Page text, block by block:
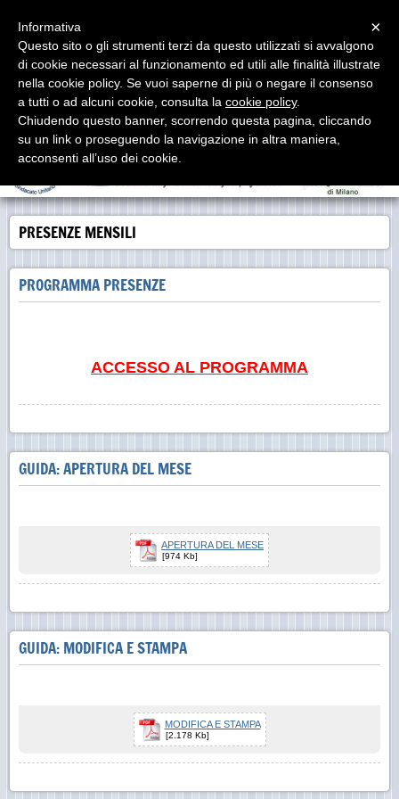
Studio Proia e associati
Consulenti del Lavoro - Labor Consultants - Asesores
Laborales
PRESENZE MENSILI
PROGRAMMA PRESENZE
ACCESSO AL PROGRAMMA
GUIDA: APERTURA DEL MESE
APERTURA DEL MESE
[974 Kb]
GUIDA: MODIFICA E STAMPA
MODIFICA E STAMPA
[2.178 Kb]
×
Informativa
Questo sito o gli strumenti terzi da questo utilizzati si avvalgono
di cookie necessari al funzionamento ed utili alle finalità illustrate
nella cookie policy. Se vuoi saperne di più o negare il consenso
a tutti o ad alcuni cookie, consulta la cookie policy.
Chiudendo questo banner, scorrendo questa pagina, cliccando
su un link o proseguendo la navigazione in altra maniera,
acconsenti all’uso dei cookie.